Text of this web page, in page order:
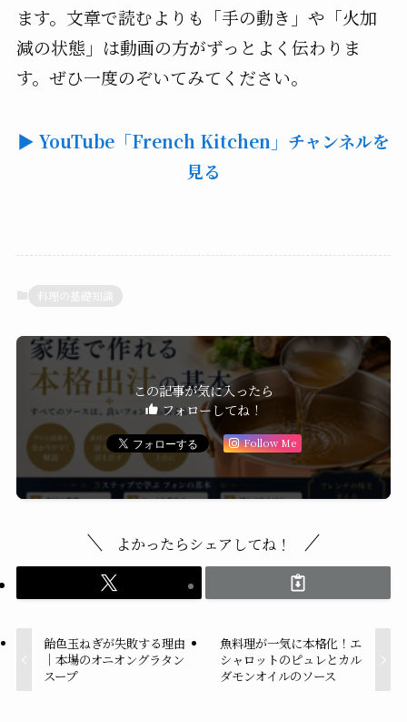
ます。文章で読むよりも「手の動き」や「火加
減の状態」は動画の方がずっとよく伝わりま
す。ぜひ一度のぞいてみてください。
▶ YouTube「French Kitchen」チャンネルを
見る
料理の基礎知識
この記事が気に入ったら
フォローしてね！
Follow Me
よかったらシェアしてね！
飴色玉ねぎが失敗する理由
｜本場のオニオングラタン
スープ
魚料理が一気に本格化！エ
シャロットのピュレとカル
ダモンオイルのソース